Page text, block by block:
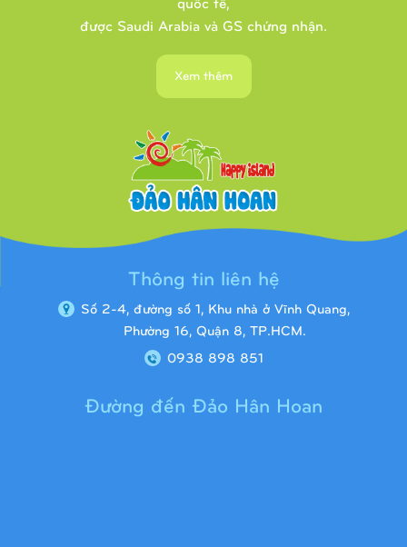
được Saudi Arabia và GS chứng nhận.
Xem thêm
Thông tin liên hệ
Số 2-4, đường số 1, Khu nhà ở Vĩnh Quang,
Phường 16, Quận 8, TP.HCM.
0938 898 851
Đường đến Đảo Hân Hoan